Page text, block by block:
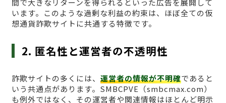
います。このような過剰な利益の約束は、ほぼ全ての仮
想通貨詐欺サイトに共通する特徴です。
2. 匿名性と運営者の不透明性
詐欺サイトの多くには、 運営者の情報が不明確であると
いう共通点があります。SMBCPVE（smbcmax.com）
も例外ではなく、その運営者や関連情報はほとんど明示